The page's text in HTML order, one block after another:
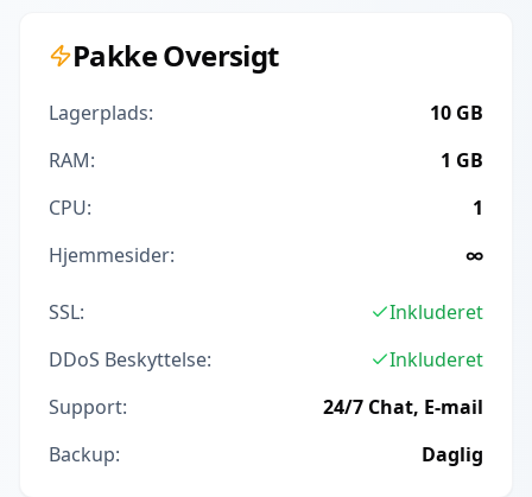
Pakke Oversigt
Lagerplads:
10 GB
RAM:
1 GB
CPU:
1
Hjemmesider:
∞
SSL:
Inkluderet
DDoS Beskyttelse:
Inkluderet
Support:
24/7 Chat, E-mail
Backup:
Daglig